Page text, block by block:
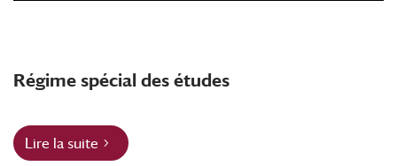
Régime spécial des études
Lire la suite